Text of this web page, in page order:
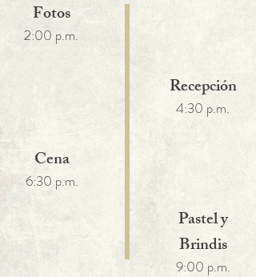
Fotos
2:00 p.m.
Cena
6:30 p.m.
Recepción
4:30 p.m.
Pastel y
Brindis
9:00 p.m.